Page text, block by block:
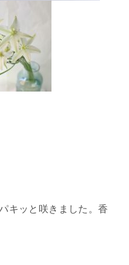
キッと咲きました。香